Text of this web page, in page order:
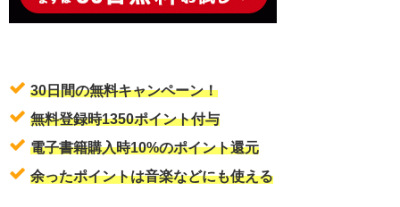
30日間の無料キャンペーン！
無料登録時1350ポイント付与
電子書籍購入時10%のポイント還元
余ったポイントは音楽などにも使える